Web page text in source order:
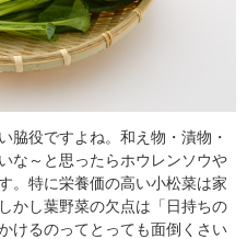
脇役ですよね。和え物・漬物・
な～と思ったらホウレンソウや
。特に栄養価の高い小松菜は家
かし葉野菜の欠点は「日持ちの
けるのってとっても面倒くさい